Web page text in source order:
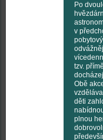
Po
v
tzv.
Obě
děti
plnou